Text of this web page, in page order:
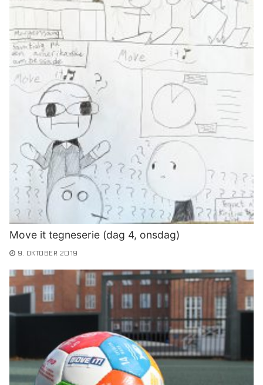
Move it tegneserie (dag 4, onsdag)
9. OKTOBER 2019